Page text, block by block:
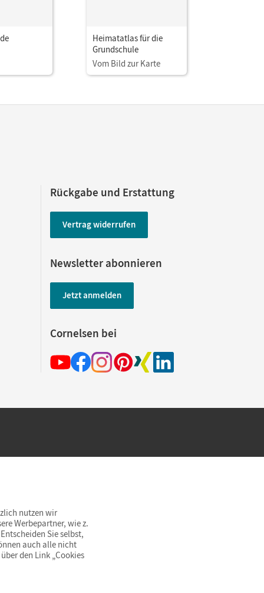
Heimatatlas für die
Grundschule
Vom Bild zur Karte
Rückgabe und Erstattung
Vertrag widerrufen
Newsletter abonnieren
Jetzt anmelden
Cornelsen bei
innerhalb Deutschlands
nutzen wir
Werbepartner, wie z.
Sie selbst,
auch alle nicht
den Link „Cookies